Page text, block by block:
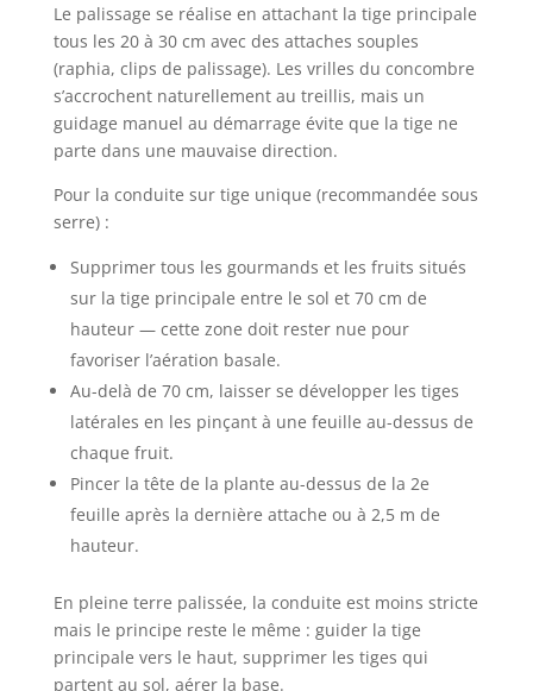
Le palissage se réalise en attachant la tige principale
tous les 20 à 30 cm avec des attaches souples
(raphia, clips de palissage). Les vrilles du concombre
s’accrochent naturellement au treillis, mais un
guidage manuel au démarrage évite que la tige ne
parte dans une mauvaise direction.
Pour la conduite sur tige unique (recommandée sous
serre) :
Supprimer tous les gourmands et les fruits situés
sur la tige principale entre le sol et 70 cm de
hauteur — cette zone doit rester nue pour
favoriser l’aération basale.
Au-delà de 70 cm, laisser se développer les tiges
latérales en les pinçant à une feuille au-dessus de
chaque fruit.
Pincer la tête de la plante au-dessus de la 2e
feuille après la dernière attache ou à 2,5 m de
hauteur.
En pleine terre palissée, la conduite est moins stricte
mais le principe reste le même : guider la tige
principale vers le haut, supprimer les tiges qui
partent au sol, aérer la base.